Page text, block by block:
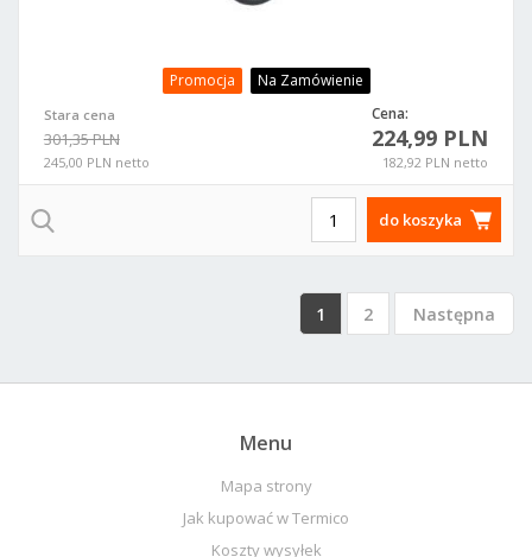
Promocja Na Zamówienie
Stara cena
301,35 PLN
245,00 PLN netto
Cena:
224,99 PLN
182,92 PLN netto
do koszyka
1 2 Następna
Menu
Mapa strony
Jak kupować w Termico
Koszty wysyłek